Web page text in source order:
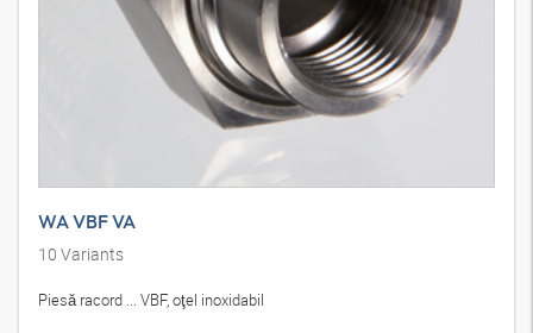
WA VBF VA
10 Variants
Piesă racord ... VBF, oţel inoxidabil